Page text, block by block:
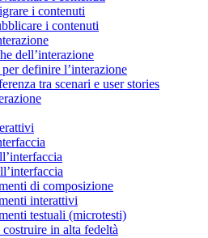
i contenuti
i contenuti
dell’interazione
definire l’interazione
tra scenari e user stories
di composizione
interattivi
testuali (microtesti)
in alta fedeltà